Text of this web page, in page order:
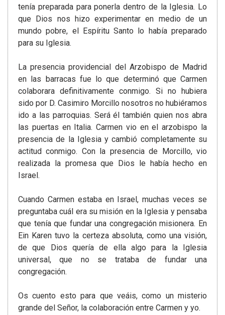
tenía preparada para ponerla dentro de la Iglesia. Lo
que Dios nos hizo experimentar en medio de un
mundo pobre, el Espíritu Santo lo había preparado
para su Iglesia.
La presencia providencial del Arzobispo de Madrid
en las barracas fue lo que determinó que Carmen
colaborara definitivamente conmigo. Si no hubiera
sido por D. Casimiro Morcillo nosotros no hubiéramos
ido a las parroquias. Será él también quien nos abra
las puertas en Italia. Carmen vio en el arzobispo la
presencia de la Iglesia y cambió completamente su
actitud conmigo. Con la presencia de Morcillo, vio
realizada la promesa que Dios le había hecho en
Israel.
Cuando Carmen estaba en Israel, muchas veces se
preguntaba cuál era su misión en la Iglesia y pensaba
que tenía que fundar una congregación misionera. En
Ein Karen tuvo la certeza absoluta, como una visión,
de que Dios quería de ella algo para la Iglesia
universal, que no se trataba de fundar una
congregación.
Os cuento esto para que veáis, como un misterio
grande del Señor, la colaboración entre Carmen y yo.